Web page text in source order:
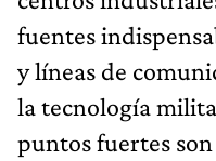
fuentes
y líneas de
la tecnología
puntos fuertes